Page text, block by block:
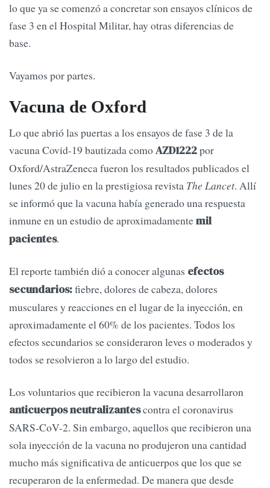
lo que ya se comenzó a concretar son ensayos clínicos de
fase 3 en el Hospital Militar, hay otras diferencias de
base.
Vayamos por partes.
Vacuna de Oxford
Lo que abrió las puertas a los ensayos de fase 3 de la
vacuna Covid-19 bautizada comoAZD1222por
Oxford/AstraZeneca fueron los resultados publicados el
lunes 20 de julio en la prestigiosa revista The Lancet. Allí
se informó que la vacuna había generado una respuesta
inmune en un estudio de aproximadamentemil
pacientes.
El reporte también dió a conocer algunas efectos
secundarios:fiebre, dolores de cabeza, dolores
musculares y reacciones en el lugar de la inyección, en
aproximadamente el 60% de los pacientes. Todos los
efectos secundarios se consideraron leves o moderados y
todos se resolvieron a lo largo del estudio.
Los voluntarios que recibieron la vacuna desarrollaron
anticuerpos neutralizantescontra el coronavirus
SARS-CoV-2. Sin embargo, aquellos que recibieron una
sola inyección de la vacuna no produjeron una cantidad
mucho más significativa de anticuerpos que los que se
recuperaron de la enfermedad. De manera que desde